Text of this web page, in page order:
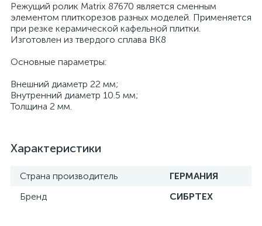
Режущий ролик Matrix 87670 является сменным
элементом плиткорезов разных моделей. Применяется
при резке керамической кафельной плитки.
Изготовлен из твердого сплава ВК8
Основные параметры:
Внешний диаметр 22 мм;
Внутренний диаметр 10.5 мм;
Толщина 2 мм.
Характеристики
Страна производитель
ГЕРМАНИЯ
Бренд
СИБРТЕХ